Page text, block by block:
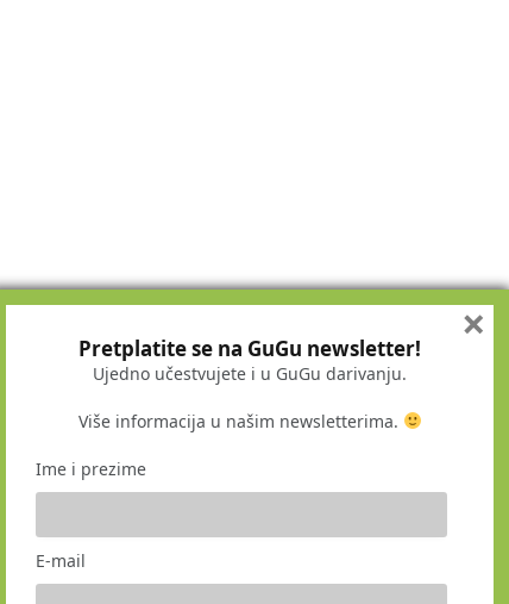
Pretplatite se na GuGu newsletter!
Ujedno učestvujete i u GuGu darivanju.
Više informacija u našim newsletterima.
Ime i prezime
E-mail
×